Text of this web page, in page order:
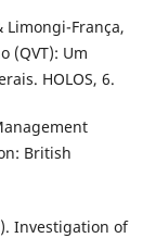
Limongi-França,
(QVT): Um
HOLOS, 6.
British
Investigation of